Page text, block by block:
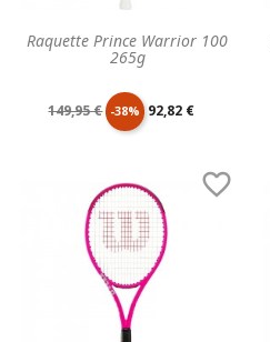
Raquette Prince Warrior 100
265g
Prix
149,95 € -38% Prix
92,82 €
